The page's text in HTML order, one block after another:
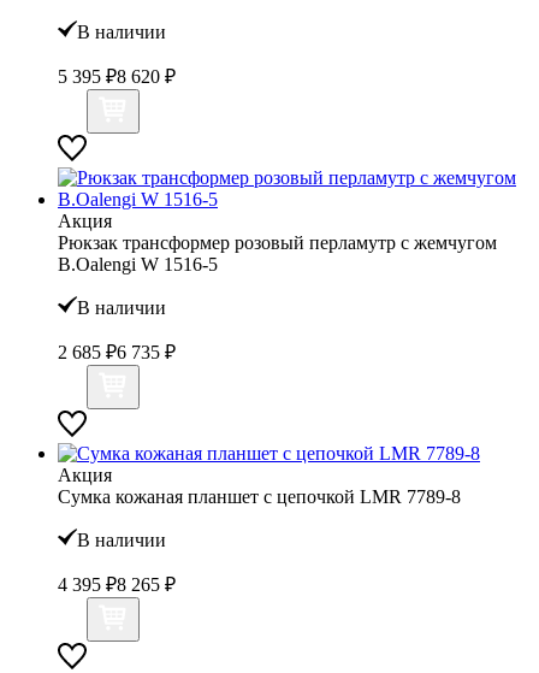
В наличии
5 395 ₽8 620 ₽
Акция
Рюкзак трансформер розовый перламутр с жемчугом
B.Oalengi W 1516-5
В наличии
2 685 ₽6 735 ₽
Акция
Сумка кожаная планшет с цепочкой LMR 7789-8
В наличии
4 395 ₽8 265 ₽